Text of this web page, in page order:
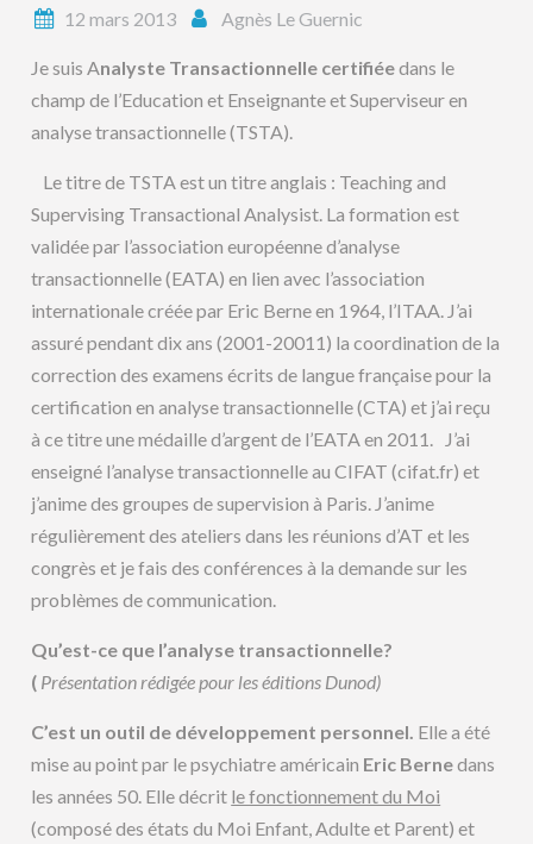
12 mars 2013 Agnès Le Guernic
Je suis Analyste Transactionnelle certifiéedans le
champ de l’Education et Enseignante et Superviseur en
analyse transactionnelle (TSTA).
Le titre de TSTA est un titre anglais : Teaching and
Supervising Transactional Analysist. La formation est
validée par l’association européenne d’analyse
transactionnelle (EATA) en lien avec l’association
internationale créée par Eric Berne en 1964, l’ITAA. J’ai
assuré pendant dix ans (2001-20011) la coordination de la
correction des examens écrits de langue française pour la
certification en analyse transactionnelle (CTA) et j’ai reçu
à ce titre une médaille d’argent de l’EATA en 2011. J’ai
enseigné l’analyse transactionnelle au CIFAT (cifat.fr) et
j’anime des groupes de supervision à Paris. J’anime
régulièrement des ateliers dans les réunions d’AT et les
congrès et je fais des conférences à la demande sur les
problèmes de communication.
Qu’est-ce que l’analyse transactionnelle?
( Présentation rédigée pour les éditions Dunod)
C’est un outil de développement personnel. Elle a été
mise au point par le psychiatre américain Eric Bernedans
les années 50. Elle décrit le fonctionnement du Moi
(composé des états du Moi Enfant, Adulte et Parent) et